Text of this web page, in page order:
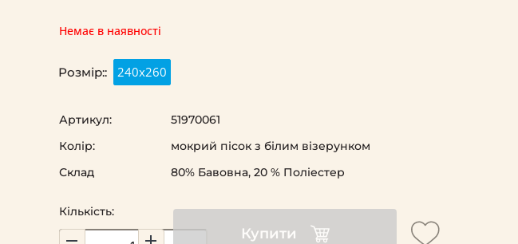
Немає в наявності
Розмір:: 240х260
Кількість:
Купити
Артикул:
51970061
Колір:
мокрий пісок з білим візерунком
Склад
80% Бавовна, 20 % Поліестер